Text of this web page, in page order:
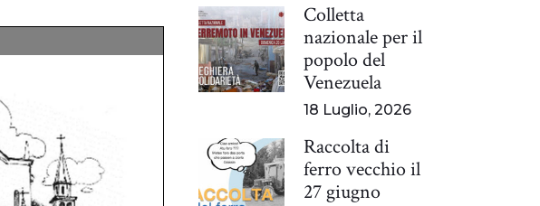
Colletta
nazionale per il
popolo del
Venezuela
18 Luglio, 2026
Raccolta di
ferro vecchio il
27 giugno